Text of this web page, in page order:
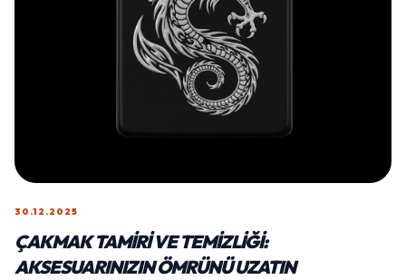
30.12.2025
ÇAKMAK TAMIRI VE TEMIZLIĞI:
AKSESUARINIZIN ÖMRÜNÜ UZATIN